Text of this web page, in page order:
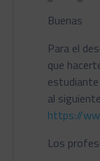
Buenas
Para el
que
al
https://
Los